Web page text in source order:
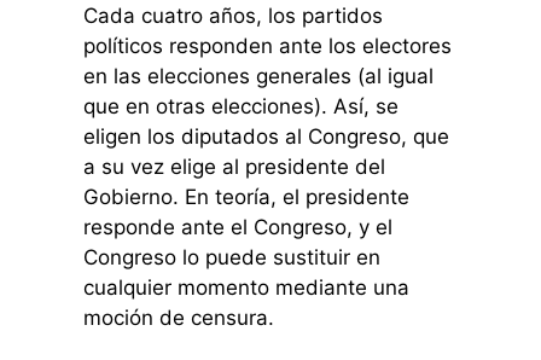
Cada cuatro años, los partidos
políticos responden ante los electores
en las elecciones generales (al igual
que en otras elecciones). Así, se
eligen los diputados al Congreso, que
a su vez elige al presidente del
Gobierno. En teoría, el presidente
responde ante el Congreso, y el
Congreso lo puede sustituir en
cualquier momento mediante una
moción de censura.